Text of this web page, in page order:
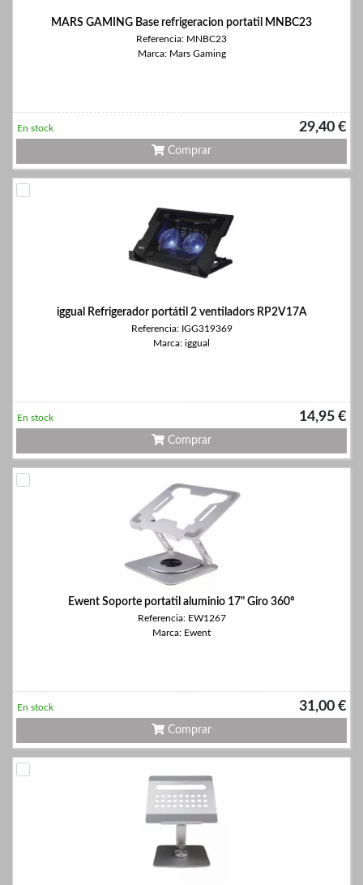
MARS GAMING Base refrigeracion portatil MNBC23
Referencia: MNBC23
Marca: Mars Gaming
29,40 €
En stock
Comprar
iggual Refrigerador portátil 2 ventiladors RP2V17A
Referencia: IGG319369
Marca: iggual
14,95 €
En stock
Comprar
Ewent Soporte portatil aluminio 17" Giro 360º
Referencia: EW1267
Marca: Ewent
31,00 €
En stock
Comprar